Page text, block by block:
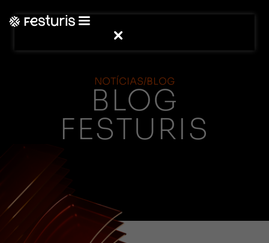
NOTÍCIAS/BLOG
BLOG
FESTURIS
(CONTEÚDO)